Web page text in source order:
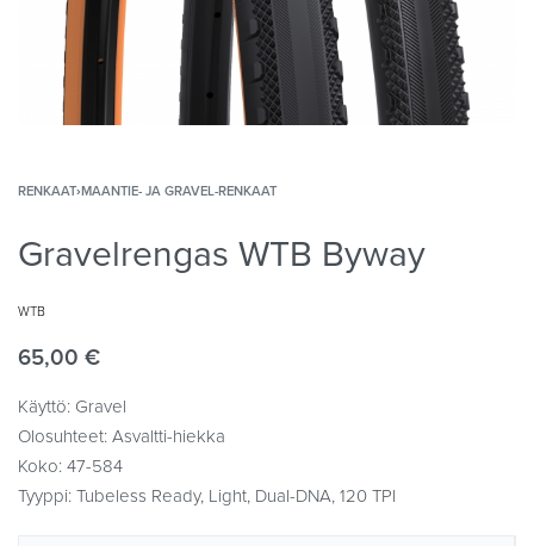
RENKAAT›MAANTIE- JA GRAVEL-RENKAAT
Gravelrengas WTB Byway
WTB
65,00 €
Käyttö: Gravel
Olosuhteet: Asvaltti-hiekka
Koko: 47-584
Tyyppi: Tubeless Ready, Light, Dual-DNA, 120 TPI